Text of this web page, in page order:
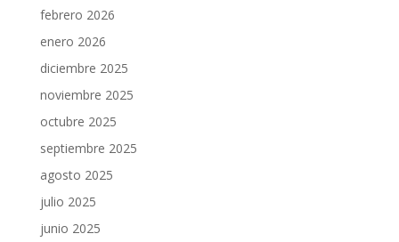
febrero 2026
enero 2026
diciembre 2025
noviembre 2025
octubre 2025
septiembre 2025
agosto 2025
julio 2025
junio 2025